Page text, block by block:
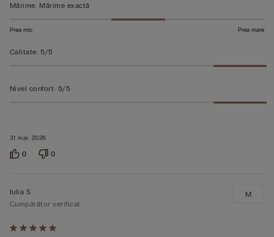
31 mar. 2026
Mărime: Mărime exactă
Prea mic Prea mare
Calitate: 5/5
Nivel confort: 5/5
0 0
Evaluat
Iulia S
Cumpărător verificat
M